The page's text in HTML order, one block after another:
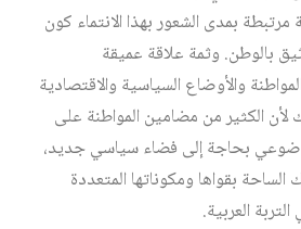
بمدى الشعور بهذا الانتماء كون
بالوطن. وثمة علاقة عميقة
والأوضاع السياسية والاقتصادية
لأن الكثير من مضامين المواطنة على
بحاجة إلى فضاء سياسي جديد،
بقواها ومكوناتها المتعددة
العربية.